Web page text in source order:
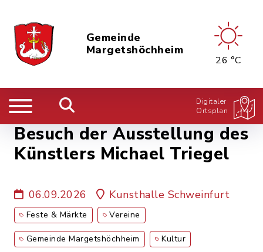
Gemeinde
Margetshöchheim
26 °C
Digitaler
Ortsplan
Besuch der Ausstellung des
Künstlers Michael Triegel
06.09.2026 Kunsthalle Schweinfurt
Feste & Märkte Vereine
Gemeinde Margetshöchheim Kultur